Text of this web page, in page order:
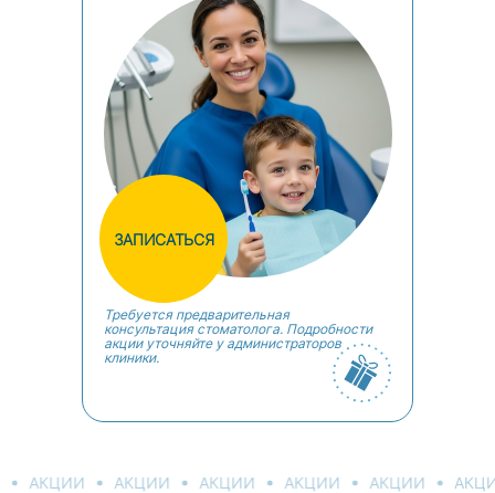
ЗАПИСАТЬСЯ
Требуется предварительная
консультация стоматолога. Подробности
акции уточняйте у администраторов
клиники.
АКЦИИ АКЦИИ АКЦИИ АКЦИИ АКЦИИ
АВТОРCКАЯ
ДЕТСКАЯ
СТОМАТОЛОГИЯ
Врачи с многолетним стажем и
опытом работы заведующими
отделениями, они стали
надёжными экспертами в
детской стоматологии
Являются членами
аккредитационной комиссии
МЗ РФ по стоматологии